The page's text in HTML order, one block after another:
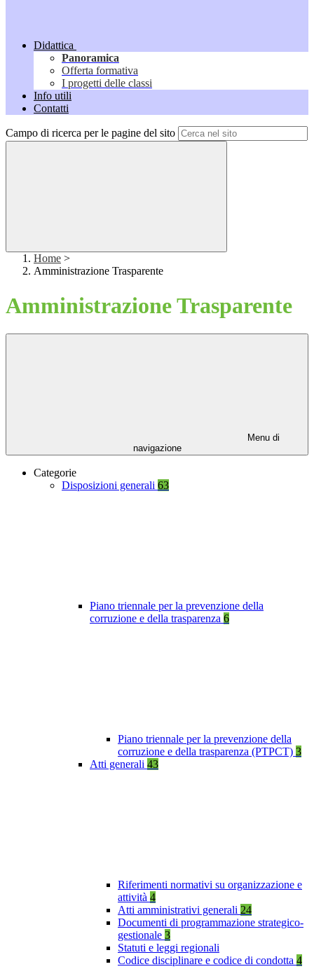
Didattica
Panoramica
Offerta formativa
I progetti delle classi
Info utili
Contatti
Campo di ricerca per le pagine del sito
Home >
Amministrazione Trasparente
Amministrazione Trasparente
Menu di
navigazione
Categorie
Disposizioni generali 63
Piano triennale per la prevenzione della
corruzione e della trasparenza 6
Piano triennale per la prevenzione della
corruzione e della trasparenza (PTPCT) 3
Atti generali 43
Riferimenti normativi su organizzazione e
attività 4
Atti amministrativi generali 24
Documenti di programmazione strategico-
gestionale 3
Statuti e leggi regionali
Codice disciplinare e codice di condotta 4